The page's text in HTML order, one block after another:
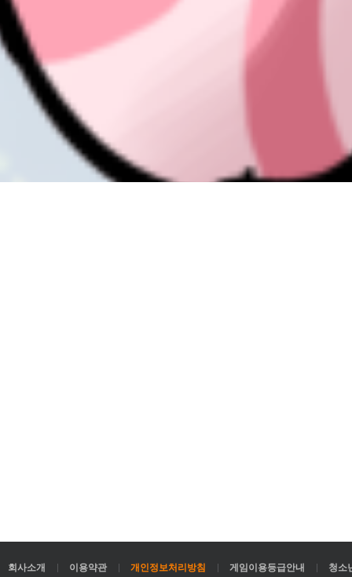
회사소개 이용약관 개인정보처리방침 게임이용등급안내 청소